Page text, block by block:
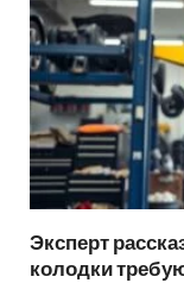
Эксперт
колодки